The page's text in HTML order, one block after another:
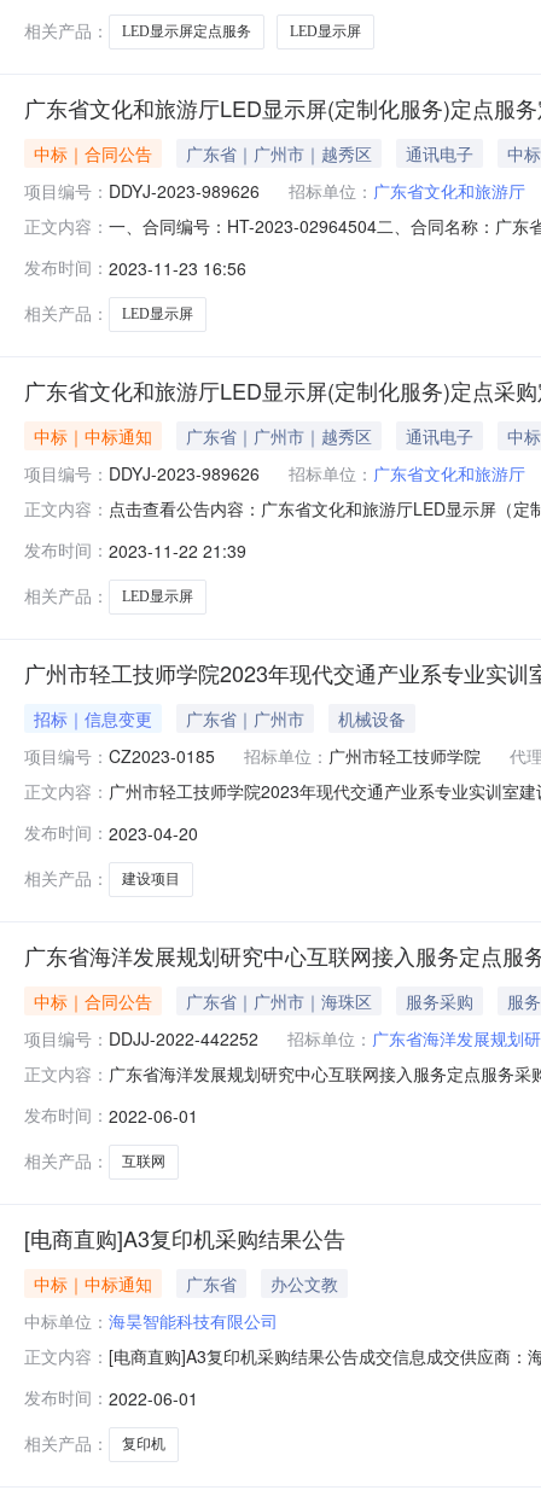
相关产品：
LED显示屏定点服务 LED显示屏
广东省文化和旅游厅LED显示屏(定制化服务)定点服
中标｜合同公告 广东省｜广州市｜越秀区 通讯电子
中
项目编号： DDYJ-2023-989626 招标单位： 广东省文化和旅游厅
正文内容： 一、合同编号：HT-2023-02964504二、合同名称：广
供应商（乙方）：海昊智能科技有限公司地址：广州市
发布时间： 2023-11-23 16:56
相关产品：
LED显示屏
广东省文化和旅游厅LED显示屏(定制化服务)定点采
中标｜中标通知 广东省｜广州市｜越秀区 通讯电子
中
项目编号： DDYJ-2023-989626 招标单位： 广东省文化和旅游厅
正文内容： 点击查看公告内容：广东省文化和旅游厅LED显示屏（
贰元整）（三）成交标的明细服务描述数量单位供应商
发布时间： 2023-11-22 21:39
相关产品：
LED显示屏
广州市轻工技师学院2023年现代交通产业系专业实
招标｜信息变更 广东省｜广州市
机械设备
项目编号： CZ2023-0185 招标单位： 广州市轻工技师学院
代
正文内容： 广州市轻工技师学院2023年现代交通产业系专业实训室
州市轻工技师学院2023年现代交通产业系专业实训室建
发布时间： 2023-04-20
相关产品：
建设项目
广东省海洋发展规划研究中心互联网接入服务定点服
中标｜合同公告 广东省｜广州市｜海珠区 服务采购
服务
项目编号： DDJJ-2022-442252 招标单位： 广东省海洋发展规划
正文内容： 广东省海洋发展规划研究中心互联网接入服务定点服务
地址：广东省-广州市-海珠区广东省广州市海珠区海珠
发布时间： 2022-06-01
相关产品：
互联网
[电商直购]A3复印机采购结果公告
中标｜中标通知 广东省
办公文教
中标单位： 海昊智能科技有限公司
正文内容： [电商直购]A3复印机采购结果公告成交信息成交供应商
发布时间： 2022-06-01
相关产品：
复印机